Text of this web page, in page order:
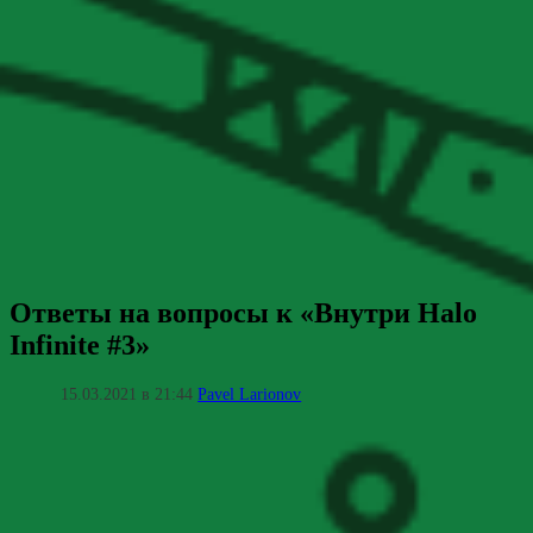
Ответы на вопросы к «Внутри Halo
Infinite #3»
15.03.2021 в 21:44Pavel Larionov